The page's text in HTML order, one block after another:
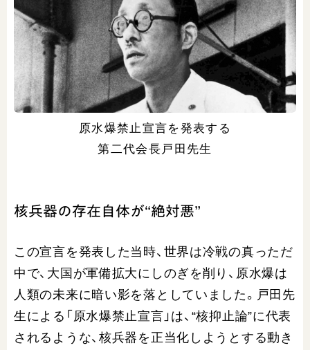
原水爆禁止宣言を発表する
第二代会長戸田先生
核兵器の存在自体が“絶対悪”
この宣言を発表した当時、世界は冷戦の真っただ
中で、大国が軍備拡大にしのぎを削り、原水爆は
人類の未来に暗い影を落としていました。戸田先
生による「原水爆禁止宣言」は、“核抑止論”に代表
されるような、核兵器を正当化しようとする動き